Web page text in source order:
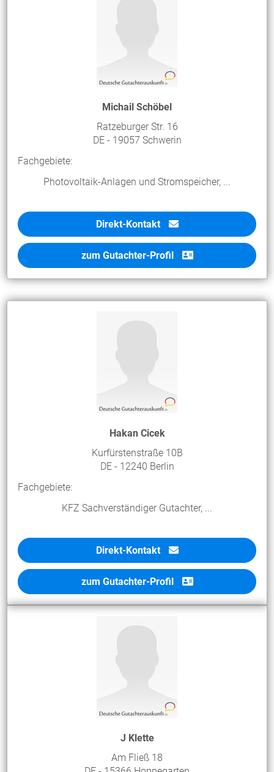
Michail Schöbel
Ratzeburger Str. 16
DE - 19057 Schwerin
Fachgebiete:
Photovoltaik-Anlagen und Stromspeicher, ...
Direkt-Kontakt
zum Gutachter-Profil
Hakan Cicek
Kurfürstenstraße 10B
DE - 12240 Berlin
Fachgebiete:
KFZ Sachverständiger Gutachter, ...
Direkt-Kontakt
zum Gutachter-Profil
J Klette
Am Fließ 18